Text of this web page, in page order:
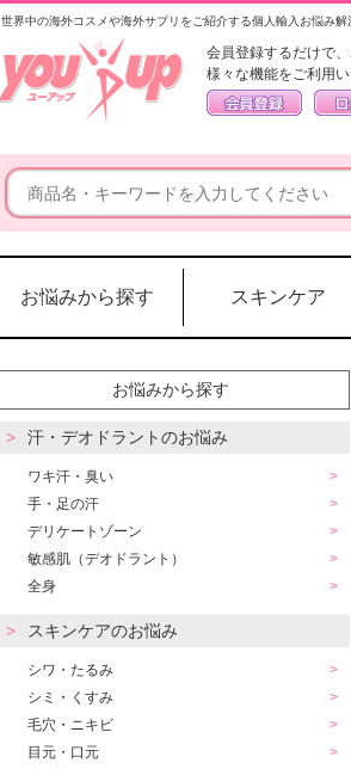
世界中の海外コスメや海外サプリをご紹介する個人輸入お悩み解
会員登録するだけで
様々な機能をご利用い
お悩みから探す スキンケア
お悩みから探す
汗・デオドラントのお悩み
ワキ汗・臭い
手・足の汗
デリケートゾーン
敏感肌（デオドラント）
全身
スキンケアのお悩み
シワ・たるみ
シミ・くすみ
毛穴・ニキビ
目元・口元